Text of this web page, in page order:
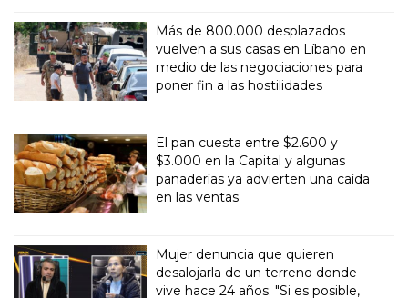
Más de 800.000 desplazados
vuelven a sus casas en Líbano en
medio de las negociaciones para
poner fin a las hostilidades
El pan cuesta entre $2.600 y
$3.000 en la Capital y algunas
panaderías ya advierten una caída
en las ventas
Mujer denuncia que quieren
desalojarla de un terreno donde
vive hace 24 años: "Si es posible,